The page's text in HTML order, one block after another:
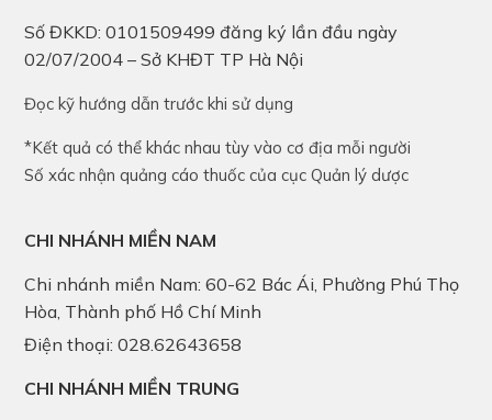
Số ĐKKD: 0101509499 đăng ký lần đầu ngày
02/07/2004 – Sở KHĐT TP Hà Nội
Đọc kỹ hướng dẫn trước khi sử dụng
*Kết quả có thể khác nhau tùy vào cơ địa mỗi người
Số xác nhận quảng cáo thuốc của cục Quản lý dược
CHI NHÁNH MIỀN NAM
Chi nhánh miền Nam: 60-62 Bác Ái, Phường Phú Thọ
Hòa, Thành phố Hồ Chí Minh
Điện thoại: 028.62643658
CHI NHÁNH MIỀN TRUNG